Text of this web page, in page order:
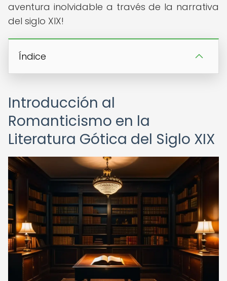
aventura inolvidable a través de la narrativa
del siglo XIX!
Índice
Introducción al
Romanticismo en la
Literatura Gótica del Siglo XIX